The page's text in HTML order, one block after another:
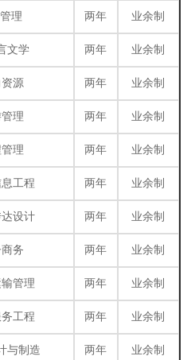
理 两年 业余制
文学 两年 业余制
资源 两年 业余制
理 两年 业余制
理 两年 业余制
工程 两年 业余制
设计 两年 业余制
务 两年 业余制
管理 两年 业余制
工程 两年 业余制
与制造 两年 业余制